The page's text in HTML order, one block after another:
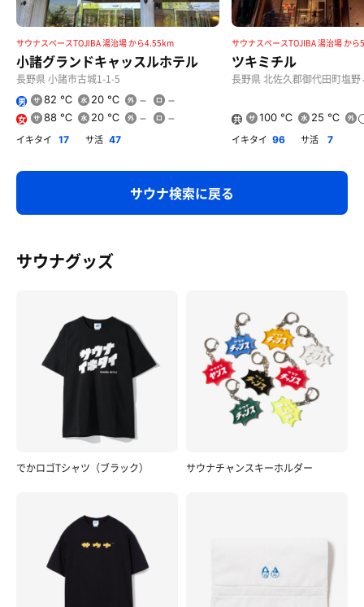
サウナスペースTOJIBA 湯治場 から4.55km
小諸グランドキャッスルホテル
長野県 小諸市古城1-1-5
男 82 ℃ 20 ℃
女 88 ℃ 20 ℃
イキタイ 17 サ活 47
サウナスペースTOJIBA 湯治場 か
ツキミチル
長野県 北佐久郡御代田町塩
共
100 ℃ 25 ℃
イキタイ 96 サ活 7
サウナ検索に戻る
サウナグッズ
でかロゴTシャツ（ブラック） サウナチャンスキーホルダー